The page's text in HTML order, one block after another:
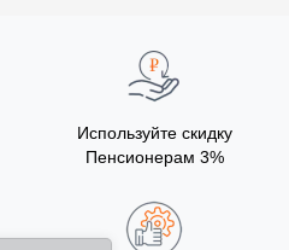
Используйте скидку
Пенсионерам 3%